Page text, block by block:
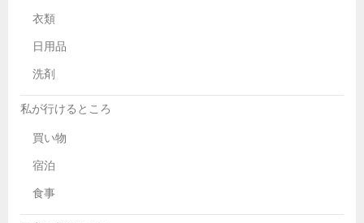
衣類
日用品
洗剤
私が行けるところ
買い物
宿泊
食事